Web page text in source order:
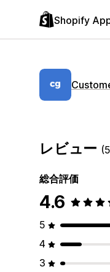
Shopify
レビュー
総合評価
4.6
5
4
3